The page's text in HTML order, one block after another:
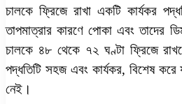
চালকে ফ্রিজে রাখা একটি কার্যকর
তাপমাত্রার কারণে পোকা এবং তাদের
চালকে ৪৮ থেকে ৭২ ঘণ্টা ফ্রিজে
পদ্ধতিটি সহজ এবং কার্যকর, বিশেষ
নেই।